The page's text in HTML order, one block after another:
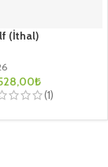
(İthal)
₺
(1)